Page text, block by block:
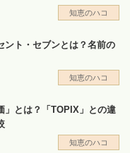
知恵のハコ
ント・セブンとは？名前の
知恵のハコ
」とは？「TOPIX」との違
知恵のハコ